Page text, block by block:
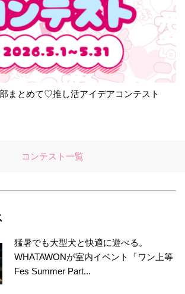
まとめて♡推し活アイデアコンテスト
コンテスト一覧
猛暑でも大型犬と快適に遊べる。
WHATAWONが室内イベント「ワン上等
Fes Summer Part...